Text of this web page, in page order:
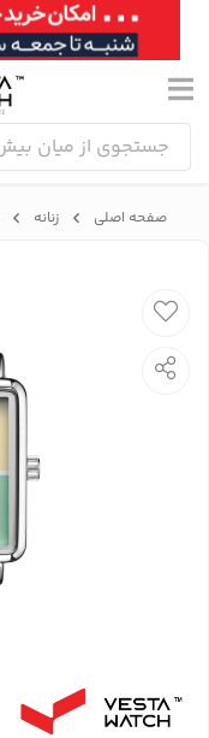
صفحه اصلی زنانه